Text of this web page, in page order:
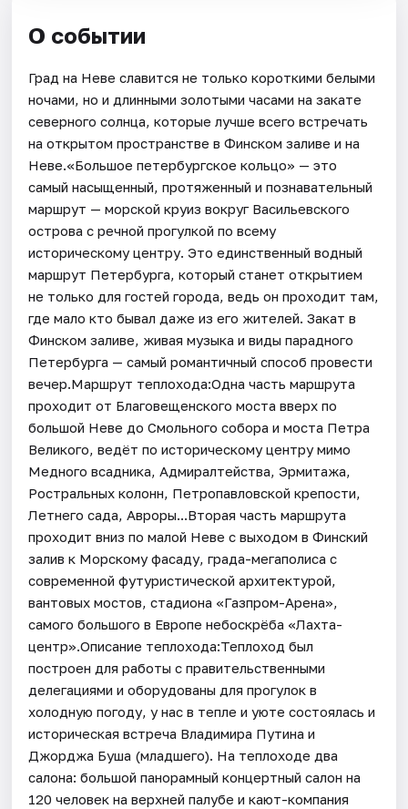
О событии
Град на Неве славится не только короткими белыми
ночами, но и длинными золотыми часами на закате
северного солнца, которые лучше всего встречать
на открытом пространстве в Финском заливе и на
Неве.«Большое петербургское кольцо» — это
самый насыщенный, протяженный и познавательный
маршрут — морской круиз вокруг Васильевского
острова с речной прогулкой по всему
историческому центру. Это единственный водный
маршрут Петербурга, который станет открытием
не только для гостей города, ведь он проходит там,
где мало кто бывал даже из его жителей. Закат в
Финском заливе, живая музыка и виды парадного
Петербурга — самый романтичный способ провести
вечер.Маршрут теплохода:Одна часть маршрута
проходит от Благовещенского моста вверх по
большой Неве до Смольного собора и моста Петра
Великого, ведёт по историческому центру мимо
Медного всадника, Адмиралтейства, Эрмитажа,
Ростральных колонн, Петропавловской крепости,
Летнего сада, Авроры...Вторая часть маршрута
проходит вниз по малой Неве с выходом в Финский
залив к Морскому фасаду, града-мегаполиса с
современной футуристической архитектурой,
вантовых мостов, стадиона «Газпром-Арена»,
самого большого в Европе небоскрёба «Лахта-
центр».Описание теплохода:Теплоход был
построен для работы с правительственными
делегациями и оборудованы для прогулок в
холодную погоду, у нас в тепле и уюте состоялась и
историческая встреча Владимира Путина и
Джорджа Буша (младшего). На теплоходе два
салона: большой панорамный концертный салон на
120 человек на верхней палубе и кают-компания